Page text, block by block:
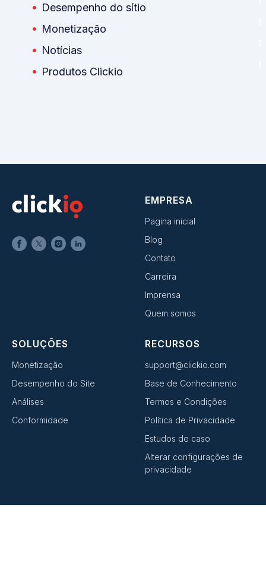
Desempenho do sítio
Monetização
Notícias
Produtos Clickio
EMPRESA
Pagina inicial
Blog
Contato
Carreira
Imprensa
Quem somos
SOLUÇÕES
Monetização
Desempenho do Site
Análises
Conformidade
RECURSOS
support@clickio.com
Base de Conhecimento
Termos e Condições
Política de Privacidade
Estudos de caso
Alterar configurações de
privacidade